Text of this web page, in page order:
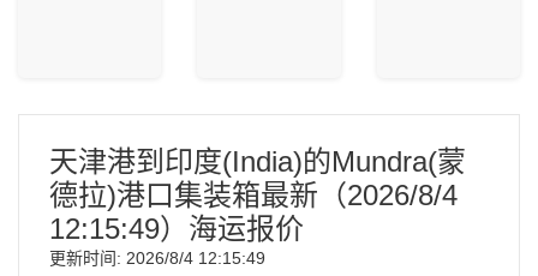
天津港到印度(India)的Mundra(蒙
德拉)港口集装箱最新（2026/8/4
12:15:49）海运报价
更新时间: 2026/8/4 12:15:49